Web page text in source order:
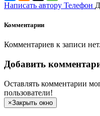
Написать автору Телефон
Комментарии
Комментариев к записи
Добавить
Оставлять комментарии
пользователи!
×Закрыть окно